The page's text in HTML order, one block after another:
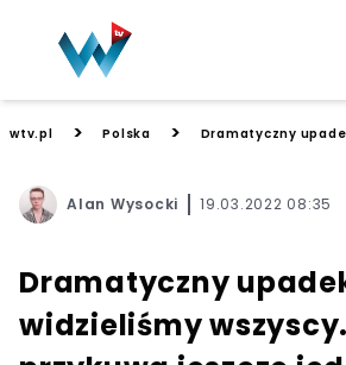
wtv.pl > Polska > Dramatyczny
Alan Wysocki 19.03.2022 08:35
Dramatyczny
widzieliśmy